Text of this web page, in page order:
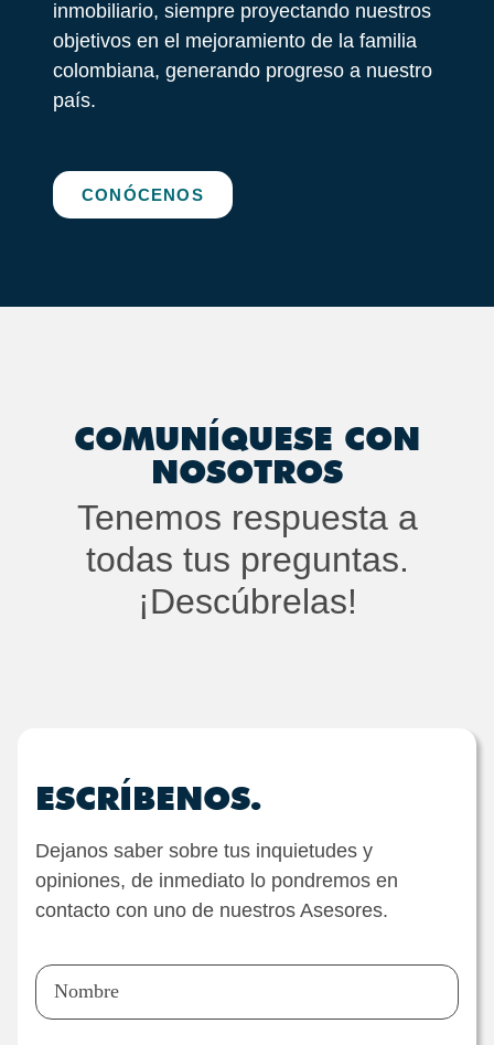
inmobiliario, siempre proyectando nuestros
objetivos en el mejoramiento de la familia
colombiana, generando progreso a nuestro
país.
CONÓCENOS
COMUNÍQUESE CON
NOSOTROS
Tenemos respuesta a
todas tus preguntas.
¡Descúbrelas!
ESCRÍBENOS.
Dejanos saber sobre tus inquietudes y
opiniones, de inmediato lo pondremos en
contacto con uno de nuestros Asesores.